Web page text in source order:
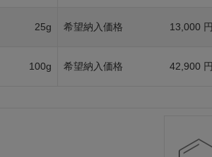
25g 希望納入価格 13,000 円
100g 希望納入価格 42,900 円